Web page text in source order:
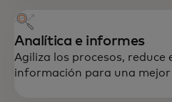
Analítica e informes
Agiliza los procesos, reduce
información para una